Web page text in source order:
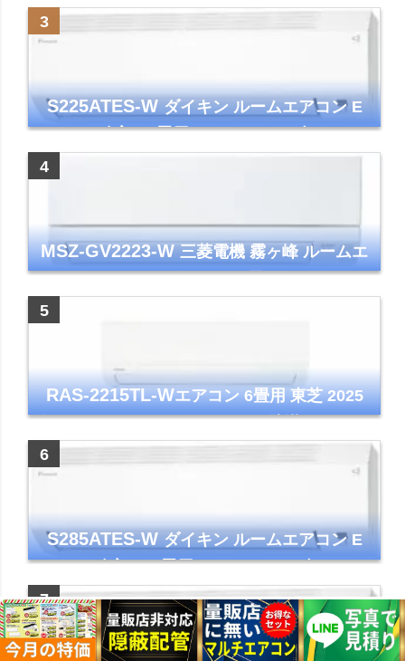
ワイト 清潔 除湿 単相100V
S225ATES-Wダイキン ルームエアコン E
シリーズ 主に6畳用 ホワイト 2025年モデル
MSZ-GV2223-W三菱電機 霧ヶ峰 ルームエ
アコン GVシリーズ おもに6畳用 ピュアホワ
RAS-2215TL-Wエアコン 6畳用 東芝 2025
年モデル TLシリーズ ホワイト 壁掛け クーラ
ー コンパクト 清潔
S285ATES-Wダイキン ルームエアコン E
シリーズ 主に10畳用 ホワイト 2025年モデル
コンパクトモデル ストリーマ